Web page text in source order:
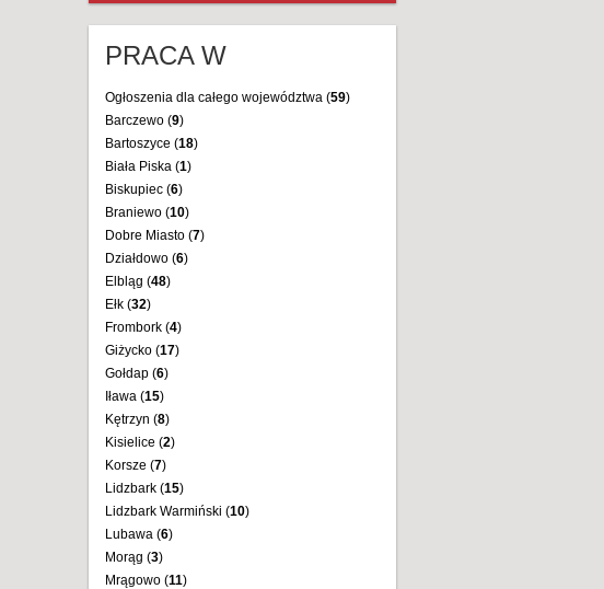
PRACA W
Ogłoszenia dla całego województwa (59)
Barczewo (9)
Bartoszyce (18)
Biała Piska (1)
Biskupiec (6)
Braniewo (10)
Dobre Miasto (7)
Działdowo (6)
Elbląg (48)
Ełk (32)
Frombork (4)
Giżycko (17)
Gołdap (6)
Iława (15)
Kętrzyn (8)
Kisielice (2)
Korsze (7)
Lidzbark (15)
Lidzbark Warmiński (10)
Lubawa (6)
Morąg (3)
Mrągowo (11)